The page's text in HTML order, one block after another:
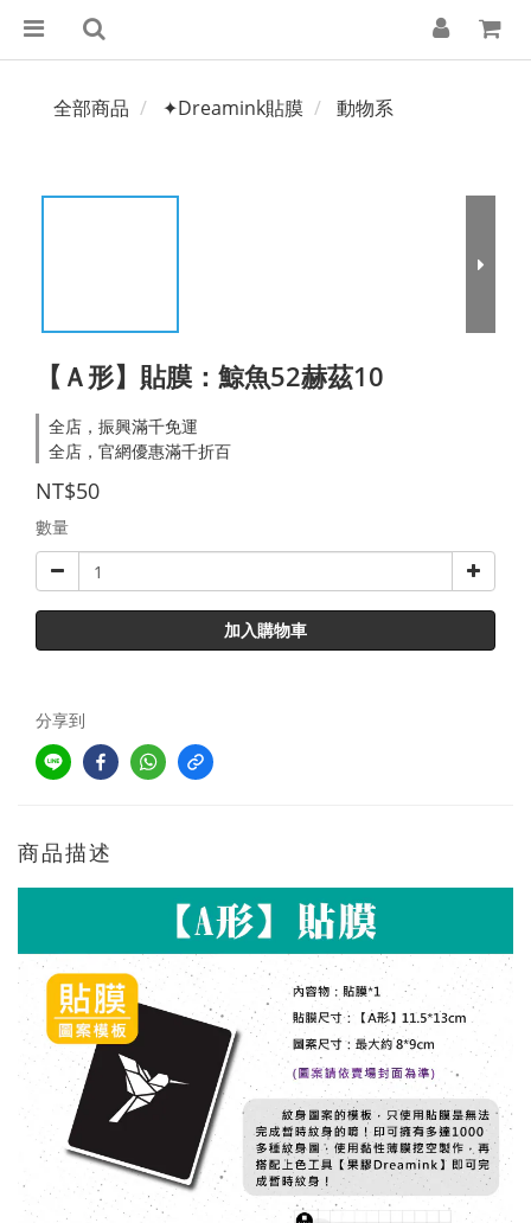
全部商品 ✦Dreamink貼膜 動物系
【Ａ形】貼膜：鯨魚52赫茲10
全店，振興滿千免運
全店，官網優惠滿千折百
NT$50
數量
加入購物車
分享到
商品描述